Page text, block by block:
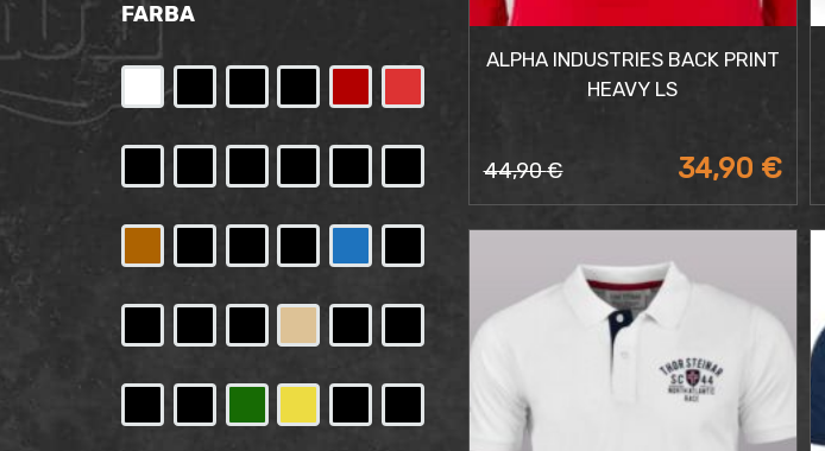
ALPHA INDUSTRIES BACK PRINT
HEAVY LS
44,90€
Pôvodná
cena
44,90 €.
34,90 €
Aktuálna
cena
34,90 €.
FARBA